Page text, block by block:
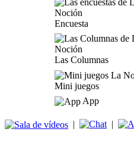
Encuesta
Las Columnas
Mini juegos
App
| |